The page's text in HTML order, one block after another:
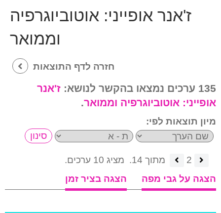
ז'אנר אופייני: אוטוביוגרפיה
וממואר
חזרה לדף התוצאות
135 ערכים נמצאו בהקשר לנושא:
ז'אנר
אופייני: אוטוביוגרפיה וממואר.
מיון תוצאות לפי:
2 מתוך 14.
מציג 10 ערכים.
הצגה על גבי מפה
הצגה בציר זמן